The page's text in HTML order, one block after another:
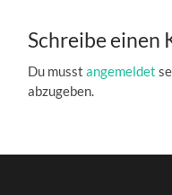
Schreibe einen
Du musstangemeldet
abzugeben.